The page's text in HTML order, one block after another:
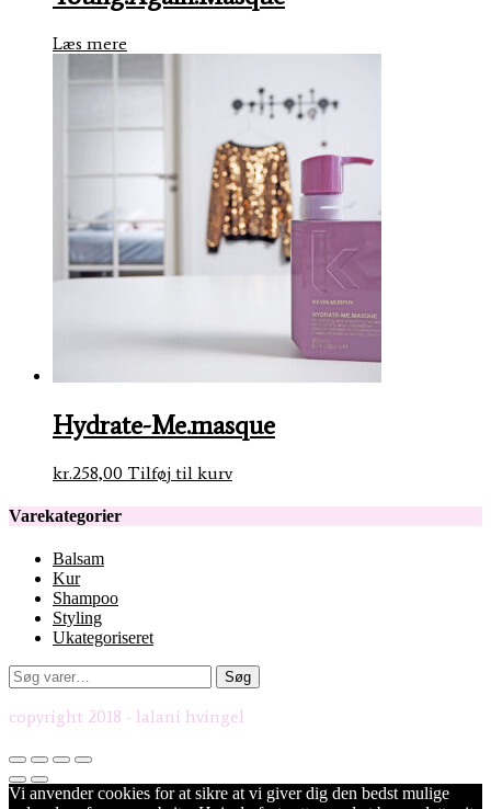
Læs mere
Hydrate-Me.masque
kr.258,00 Tilføj til kurv
Varekategorier
Balsam
Kur
Shampoo
Styling
Ukategoriseret
Søg
efter:
Søg
copyright 2018 - lalani hvingel
Vi anvender cookies for at sikre at vi giver dig den bedst mulige